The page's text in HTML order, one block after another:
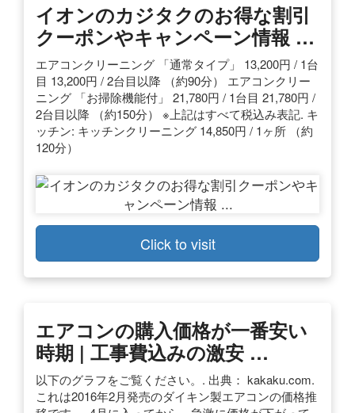
イオンのカジタクのお得な割引
クーポンやキャンペーン情報 …
エアコンクリーニング 「通常タイプ」 13,200円 / 1台
目 13,200円 / 2台目以降 （約90分） エアコンクリー
ニング 「お掃除機能付」 21,780円 / 1台目 21,780円 /
2台目以降 （約150分） ※上記はすべて税込み表記. キ
ッチン: キッチンクリーニング 14,850円 / 1ヶ所 （約
120分）
Click to visit
エアコンの購入価格が一番安い
時期 | 工事費込みの激安 …
以下のグラフをご覧ください。. 出典： kakaku.com.
これは2016年2月発売のダイキン製エアコンの価格推